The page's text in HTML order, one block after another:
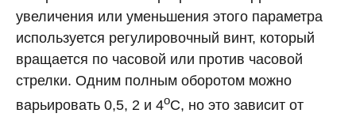
увеличения или уменьшения этого параметра
используется регулировочный винт, который
вращается по часовой или против часовой
стрелки. Одним полным оборотом можно
варьировать 0,5, 2 и 4оС, но это зависит от